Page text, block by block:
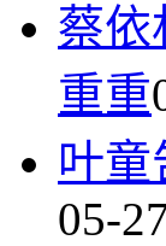
蔡依
重重
叶
05-